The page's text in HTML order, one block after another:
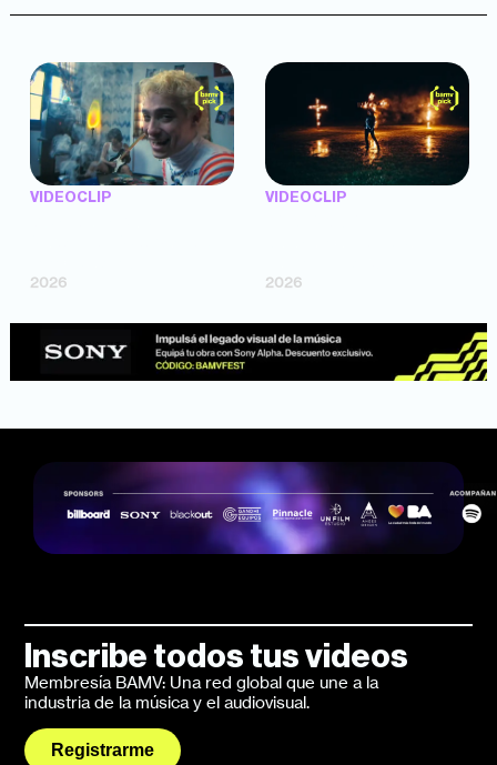
VIDEOCLIP
2026
VIDEOCLIP
2026
Inscribe todos tus videos
Membresía BAMV: Una red global que une a la
industria de la música y el audiovisual.
Registrarme